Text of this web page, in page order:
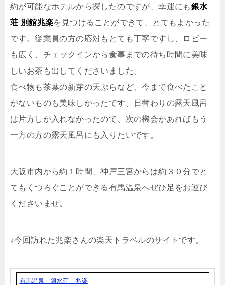
約が可能なホテルから探したのですが、幸運にも銀水
荘 別館兆楽を見つけることができて、とてもよかった
です。従業員の方の応対もとても丁寧ですし、ロビー
も広く、チェックインから食事までの待ち時間に美味
しいお茶も出してくださいました。
食べ物も茶葉の新芽の天ぷらなど、今まで食べたこと
がないものも美味しかったです。日替わりの露天風呂
は片方しか入れなかったので、次の機会があればもう
一方の方の露天風呂にも入りたいです。
大阪市内から約１時間、神戸三宮からは約３０分でと
てもくつろぐことができる有馬温泉へぜひ足をお運び
くださいませ。
↓今回訪れた兆楽さんの楽天トラベルのサイトです。
有馬温泉 銀水荘 兆楽